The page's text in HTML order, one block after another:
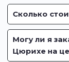
Сколько
Могу ли я
Цюрихе на